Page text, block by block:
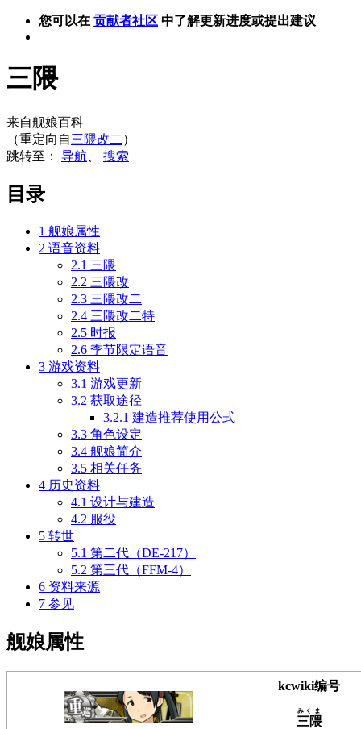
您可以在 贡献者社区 中了解更新进度或提出建议
三隈
来自舰娘百科
（重定向自三隈改二 ）
跳转至： 导航 搜索
目录
1 舰娘属性
2 语音资料
2.1 三隈
2.2 三隈改
2.3 三隈改二
2.4 三隈改二特
2.5 时报
2.6 季节限定语音
3 游戏资料
3.1 游戏更新
3.2 获取途径
3.2.1 建造推荐使用公式
3.3 角色设定
3.4 舰娘简介
3.5 相关任务
4 历史资料
4.1 设计与建造
4.2 服役
5 转世
5.1 第二代（DE-217）
5.2 第三代（FFM-4）
6 资料来源
7 参见
舰娘属性
kcwiki编号
三隈
みくま